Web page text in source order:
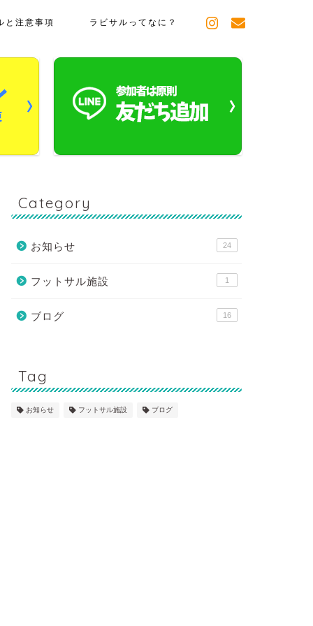
と注意事項 ラビサルってなに？
Category
お知らせ 24
フットサル施設 1
ブログ 16
Tag
お知らせ フットサル施設 ブログ